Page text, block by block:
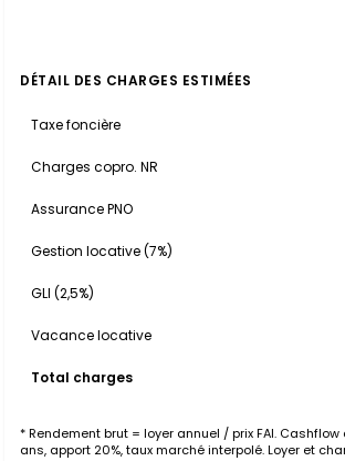
DÉTAIL DES CHARGES ESTIMÉES
Taxe foncière
Charges copro. NR
Assurance PNO
Gestion locative (7%)
GLI (2,5%)
Vacance locative
Total charges
* Rendement brut = loyer annuel / prix FAI.
ans, apport 20%, taux marché interpolé. Loyer et